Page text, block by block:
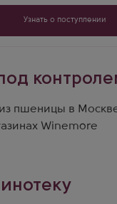
Узнать о поступлении
пшеницы в
Winemore